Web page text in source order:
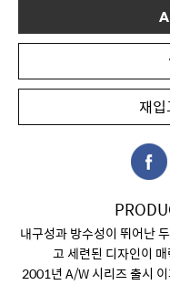
재
내구성과 방수성이 뛰어난
고 세련된 디자인이
2001년 A/W 시리즈 출시